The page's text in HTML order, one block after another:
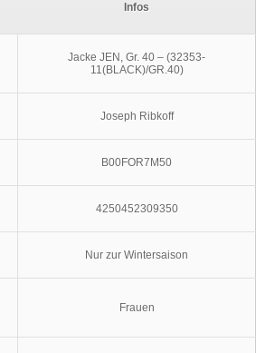
Infos
Jacke JEN, Gr. 40 – (32353-
11(BLACK)/GR.40)
Joseph Ribkoff
B00FOR7M50
4250452309350
Nur zur Wintersaison
Frauen